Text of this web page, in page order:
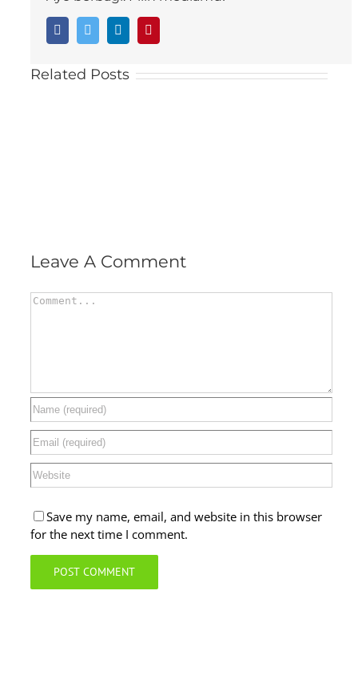
FacebookTwitter LinkedIn
Related Posts
Leave A Comment
Comment
Save my name, email, and website in this browser
for the next time I comment.